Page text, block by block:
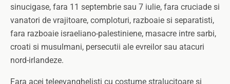
sinucigase, fara 11 septembrie sau 7 iulie, fara cruciade si
vanatori de vrajitoare, comploturi, razboaie si separatisti,
fara razboaie israeliano-palestiniene, masacre intre sarbi,
croati si musulmani, persecutii ale evreilor sau atacuri
nord-irlandeze.
Fara acei teleevanghelisti cu costume stralucitoare si